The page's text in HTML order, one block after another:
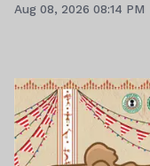
Aug 08, 2026 08:14 PM